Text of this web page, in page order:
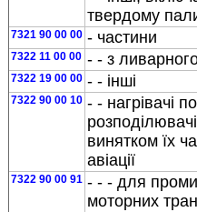
твердому
7321 90 00 00 - частини
7322 11 00 00 - - з
7322 19 00 00 - - iншi
7322 90 00 10 - - нагрiвачi
винятком їх
авiацiї
7322 90 00 91 - - - для
моторних